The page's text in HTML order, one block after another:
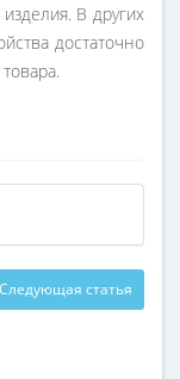
В других
достаточно
Следующая статья